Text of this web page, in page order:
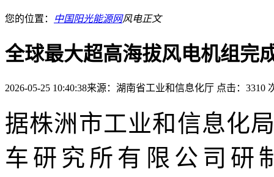
您的位置： 中国阳光能源网风电正文
全球最大超高海拔风电机组完
2026-05-25 10:40:38来源：湖南省工业和信息化厅 点击：3310
据株洲市工业和信息化
车研究所有限公司研